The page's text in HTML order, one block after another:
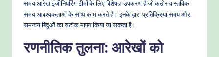
समय आरेख इंजीनियरिंग टीमों के लिए विशेषज्ञ उपकरण हैं जो कठोर वास्तविक
समय आवश्यकताओं के साथ काम करते हैं। इनके द्वारा प्रतिक्रिया समय और
समन्वय बिंदुओं का सटीक मापन किया जा सकता है।
रणनीतिक तुलना: आरेखों को